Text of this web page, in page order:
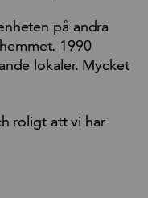
på andra
1990
lokaler. Mycket
roligt att vi har